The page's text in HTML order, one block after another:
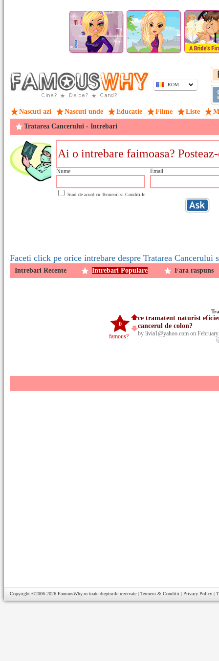
ROM
Nascuti azi Nascuti unde Educatie Filme Liste
Tratarea Cancerului - Intrebari
Nume Email
Sunt de acord cu Termenii si Conditiile
Faceti click pe orice intrebare despre Tratarea Cancerului
Intrebari Recente Intrebari Populare Fara raspuns
0
famous?
ce tramatent naturist
cancerul de colon?
by livia1@yahoo.com on
Copyright ©2006-2026 FamousWhy.ro toate drepturile rezervate | Termeni & Conditii | Privacy Policy |